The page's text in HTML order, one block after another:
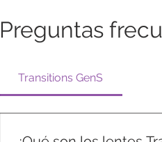
Preguntas
Transitions GenS